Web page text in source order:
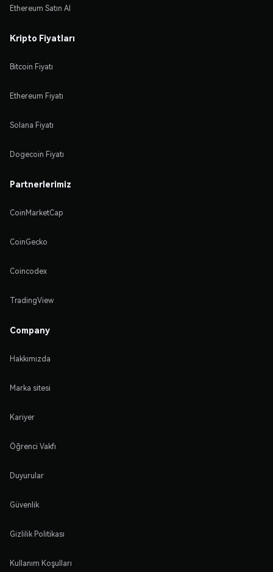
Ethereum Satın Al
Kripto Fiyatları
Bitcoin Fiyatı
Ethereum Fiyatı
Solana Fiyatı
Dogecoin Fiyatı
Partnerlerimiz
CoinMarketCap
CoinGecko
Coincodex
TradingView
Company
Hakkımızda
Marka sitesi
Kariyer
Öğrenci Vakfı
Duyurular
Güvenlik
Gizlilik Politikası
Kullanım Koşulları